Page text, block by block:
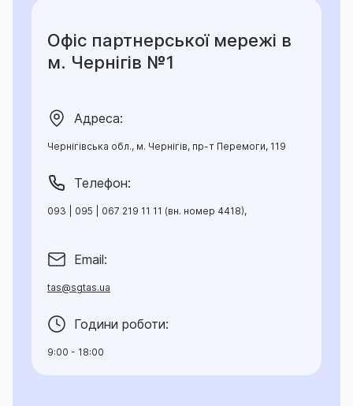
Офіс партнерської мережі в
м. Чернігів №1
Адреса:
Чернігівська обл., м. Чернігів, пр-т Перемоги, 119
Телефон:
093 | 095 | 067 219 11 11 (вн. номер 4418),
Email:
tas@sgtas.ua
Години роботи:
9:00 - 18:00